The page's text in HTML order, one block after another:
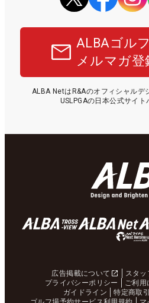
ALBAゴル
メルマガ登
ALBA NetはR&Aのオフィシャルデ
USLPGAの日本公式サイト
広告掲載について スタ
プライバシーポリシー
ご利用
ガイドライン
特定商取